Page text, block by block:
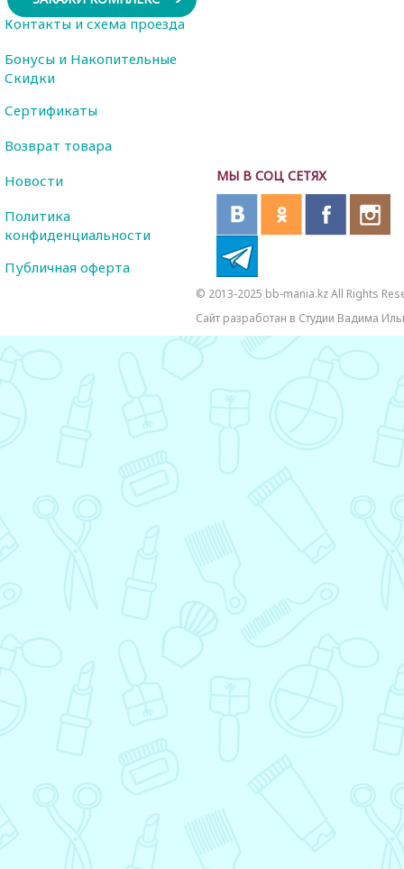
МЫ В СОЦ СЕТЯХ
Контакты и схема проезда
Бонусы и Накопительные
Скидки
Сертификаты
Возврат товара
Новости
Политика
конфиденциальности
Публичная оферта
© 2013-2025 bb-mania.kz All Rights
Сайт разработан в Студии Вадима